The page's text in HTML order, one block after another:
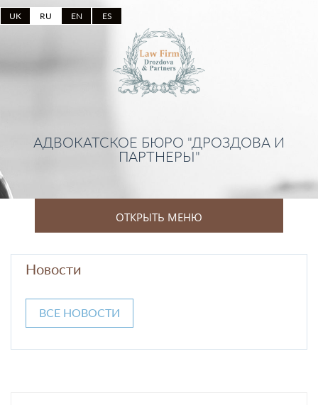
UK RU EN ES
АДВОКАТСКОЕ БЮРО "ДРОЗДОВА И
ПАРТНЕРЫ"
ОТКРЫТЬ МЕНЮ
Новости
ВСЕ НОВОСТИ